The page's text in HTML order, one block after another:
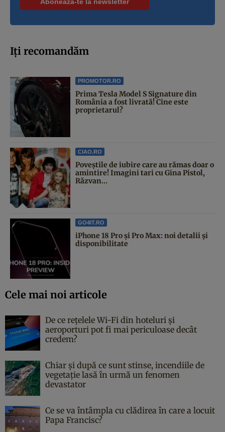
Iți recomandăm
PROMOTOR.RO
Prima Tesla Model S Signature din
România a fost livrată! Cine este
proprietarul?
CIAO.RO
Poveştile de iubire care au rămas doar o
amintire! Imagini tari cu Gina Pistol,
Răzvan...
GO4IT.RO
iPhone 18 Pro și Pro Max: noi detalii și
disponibilitate
Cele mai noi articole
De ce rețelele Wi-Fi din hoteluri și
aeroporturi pot fi mai periculoase decât
credem?
Chiar și după ce sunt stinse, incendiile de
vegetație lasă în urmă un fenomen
devastator
Ce se va întâmpla cu clădirea în care a locuit
Papa Francisc?